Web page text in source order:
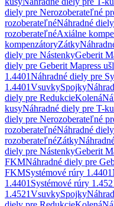
diely pre Nerozoberateľné
rozoberateľnéNáhradné
rozoberateľnéAxiálne
kompenzátoryZátky
diely pre NástenkyGeberit
diely pre Geberit Mapress
1.4401Náhradné diely pre
1.4401VsuvkySpojky
diely pre RedukcieKolená
kusyNáhradné diely pre T-
diely pre Nerozoberateľné
rozoberateľnéNáhradné
rozoberateľnéZátky
diely pre NástenkyGeberit
FKMNáhradné diely pre
FKMSystémové rúry 1.4401
1.4401 Systémové rúry
1.4521VsuvkySpojky